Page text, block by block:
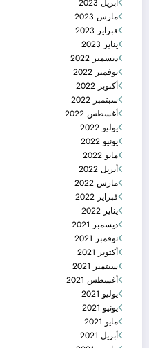
أبريل 2023
مارس 2023
فبراير 2023
يناير 2023
ديسمبر 2022
نوفمبر 2022
أكتوبر 2022
سبتمبر 2022
أغسطس 2022
يوليو 2022
يونيو 2022
مايو 2022
أبريل 2022
مارس 2022
فبراير 2022
يناير 2022
ديسمبر 2021
نوفمبر 2021
أكتوبر 2021
سبتمبر 2021
أغسطس 2021
يوليو 2021
يونيو 2021
مايو 2021
أبريل 2021